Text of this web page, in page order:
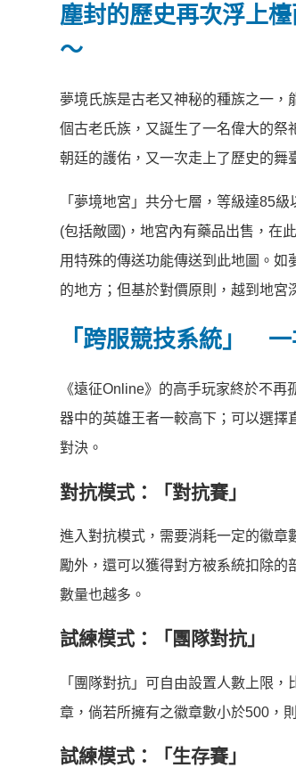
塵封的歷史再次浮上
～
夢境氏族是古老又神秘的種族之一
個古老氏族，又誕生了一名偉大的
朝廷的護佑，又一次走上了歷史的舞
「夢境地宮」共分七層，等級達85
(包括敵國)，地宮內有藥品出售，在
用特殊的傳送功能傳送到此地圖。
的地方；但基於對價原則，越到地宮
「跨服競技系統」
《遠征Online》的高手玩家終於不
器中的英雄王者一較高下；可以選擇
對決。
對抗模式：「對抗賽」
進入對抗模式，需要消耗一定的徽章
勵外，還可以獲得對方被系統扣除
數量也越多。
試練模式：「團隊對抗」
「團隊對抗」可自由設置人數上限
章，倘若所擁有之徽章數小於500，
試練模式：「生存賽」